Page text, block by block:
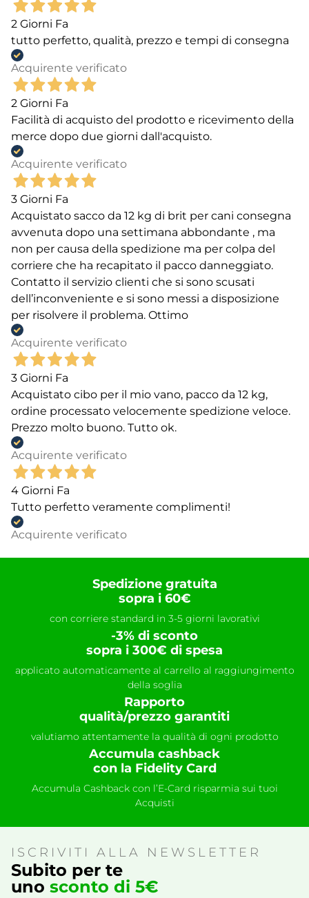
2 Giorni Fa
tutto perfetto, qualità, prezzo e tempi di consegna
Acquirente verificato
2 Giorni Fa
Facilità di acquisto del prodotto e ricevimento della
merce dopo due giorni dall'acquisto.
Acquirente verificato
3 Giorni Fa
Acquistato sacco da 12 kg di brit per cani consegna
avvenuta dopo una settimana abbondante , ma
non per causa della spedizione ma per colpa del
corriere che ha recapitato il pacco danneggiato.
Contatto il servizio clienti che si sono scusati
dell’inconveniente e si sono messi a disposizione
per risolvere il problema. Ottimo
Acquirente verificato
3 Giorni Fa
Acquistato cibo per il mio vano, pacco da 12 kg,
ordine processato velocemente spedizione veloce.
Prezzo molto buono. Tutto ok.
Acquirente verificato
4 Giorni Fa
Tutto perfetto veramente complimenti!
Acquirente verificato
Spedizione gratuita
sopra i 60€
con corriere standard in 3-5 giorni lavorativi
-3% di sconto
sopra i 300€ di spesa
applicato automaticamente al carrello al raggiungimento
della soglia
Rapporto
qualità/prezzo garantiti
valutiamo attentamente la qualità di ogni prodotto
Accumula cashback
con la Fidelity Card
Accumula Cashback con l’E-Card risparmia sui tuoi
Acquisti
ISCRIVITI ALLA NEWSLETTER
Subito per te
uno sconto di 5€